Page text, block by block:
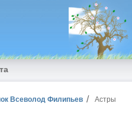
Всеволод Филипьев Астры